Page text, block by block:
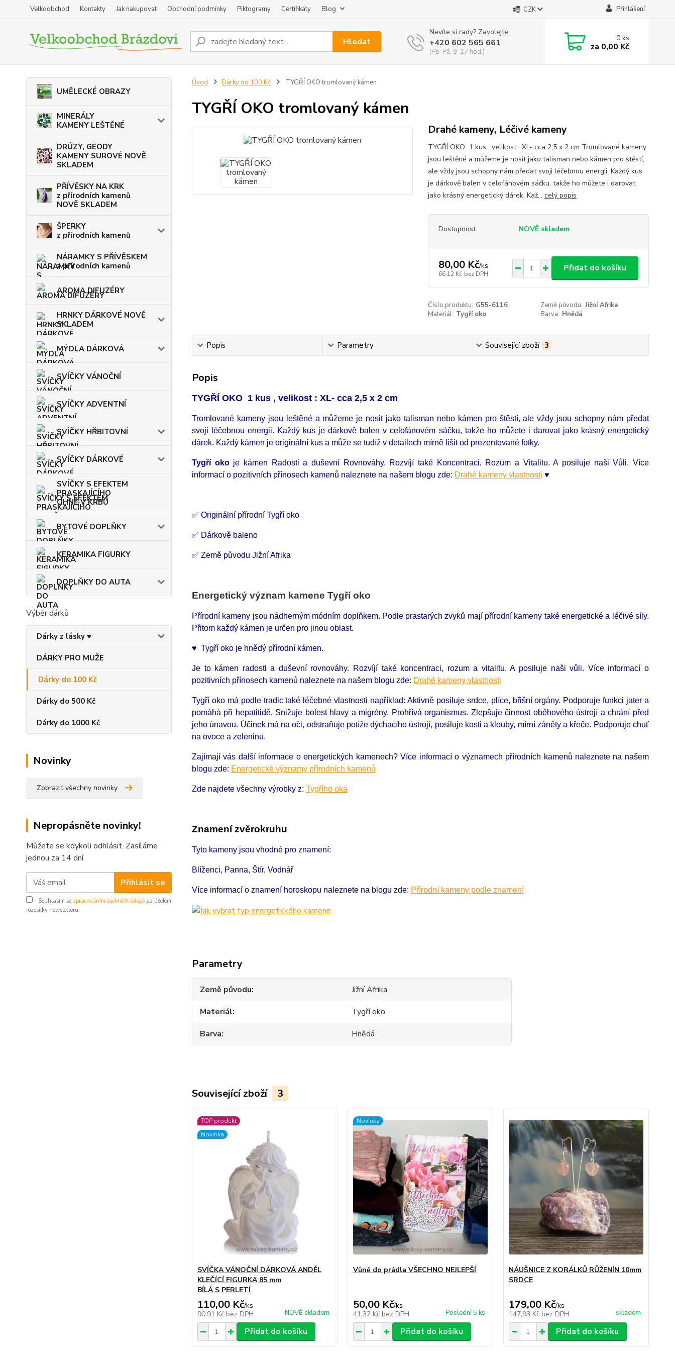
Velkoobchod Kontakty Jak nakupovat Obchodní podmínky Piktogramy Certifikáty Blog CZK Přihlášení
Hledat
Nevíte si rady? Zavolejte.
+420 602 565 661
(Po-Pá, 9-17 hod.)
0ks
za 0,00 Kč
UMĚLECKÉ OBRAZY
MINERÁLY
KAMENY LEŠTĚNÉ
DRÚZY, GEODY
KAMENY SUROVÉ NOVĚ
SKLADEM
PŘÍVĚSKY NA KRK
z přírodních kamenů
NOVĚ SKLADEM
ŠPERKY
z přírodních kamenů
NÁRAMKY S PŘÍVĚSKEM
z přírodních kamenů
AROMA DIFUZÉRY
HRNKY DÁRKOVÉ NOVĚ
SKLADEM
MÝDLA DÁRKOVÁ
SVÍČKY VÁNOČNÍ
SVÍČKY ADVENTNÍ
SVÍČKY HŘBITOVNÍ
SVÍČKY DÁRKOVÉ
SVÍČKY S EFEKTEM
PRASKAJÍCÍHO
OHNĚ V KRBU
BYTOVÉ DOPLŇKY
KERAMIKA FIGURKY
DOPLŇKY DO AUTA
Výběr dárků
Dárky z lásky ♥
DÁRKY PRO MUŽE
Dárky do 100 Kč
Dárky do 500 Kč
Dárky do 1000 Kč
Novinky
Zobrazit všechny novinky
Nepropásněte novinky!
Můžete se kdykoli odhlásit. Zasíláme
jednou za 14 dní.
Přihlásit se
Souhlasím se zpracováním osobních údajů za účelem
rozesílky newsletteru.
Úvod Dárky do 100 Kč TYGŘÍ OKO tromlovaný kámen
TYGŘÍ OKO tromlovaný kámen
Drahé kameny, Léčivé kameny
TYGŘÍ OKO 1 kus , velikost : XL- cca 2,5 x 2 cm Tromlované kameny
jsou leštěné a můžeme je nosit jako talisman nebo kámen pro štěstí,
ale vždy jsou schopny nám předat svoji léčebnou energii. Každý kus
je dárkově balen v celofánovém sáčku, takže ho můžete i darovat
jako krásný energetický dárek. Kaž... celý popis
Dostupnost NOVĚ skladem
80,00 Kč/ks
66,12 Kč bez DPH
Přidat do košíku
Číslo produktu: G55-6116 Země původu: Jižní Afrika
Materiál: Tygří oko Barva: Hnědá
Popis Parametry Související zboží 3
Popis
TYGŘÍ OKO 1 kus , velikost : XL- cca 2,5 x 2 cm
Tromlované kameny jsou leštěné a můžeme je nosit jako talisman nebo kámen pro štěstí, ale vždy jsou schopny nám předat
svoji léčebnou energii. Každý kus je dárkově balen v celofánovém sáčku, takže ho můžete i darovat jako krásný energetický
dárek. Každý kámen je originální kus a může se tudíž v detailech mírně lišit od prezentované fotky.
Tygří okoje kámen Radosti a duševní Rovnováhy. Rozvíjí také Koncentraci, Rozum a Vitalitu. A posiluje naši Vůli. Více
informací o pozitivních přínosech kamenů naleznete na našem blogu zde: Drahé kameny vlastnosti ♥
✅ Originální přírodní Tygří oko
✅ Dárkově baleno
✅ Země původu Jižní Afrika
Energetický význam kamene Tygří oko
Přírodní kameny jsou nádherným módním doplňkem. Podle prastarých zvyků mají přírodní kameny také energetické a léčivé síly.
Přitom každý kámen je určen pro jinou oblast.
♥ Tygří oko je hnědý přírodní kámen.
Je to kámen radosti a duševní rovnováhy. Rozvíjí také koncentraci, rozum a vitalitu. A posiluje naši vůli. Více informací o
pozitivních přínosech kamenů naleznete na našem blogu zde: Drahé kameny vlastnosti
Tygří oko má podle tradic také léčebné vlastnosti například: Aktivně posiluje srdce, plíce, břišní orgány. Podporuje funkci jater a
pomáhá při hepatitidě. Snižuje bolest hlavy a migrény. Prohřívá organismus. Zlepšuje činnost oběhového ústrojí a chrání před
jeho únavou. Účinek má na oči, odstraňuje potíže dýchacího ústrojí, posiluje kosti a klouby, mírní záněty a křeče. Podporuje chuť
na ovoce a zeleninu.
Zajímají vás další informace o energetických kamenech?Více informací o významech přírodních kamenů naleznete na našem
blogu zde: Energetické významy přírodních kamenů
Zde najdete všechny výrobky z: Tygřího oka
Znamení zvěrokruhu
Tyto kameny jsou vhodné pro znamení:
Blíženci, Panna, Štír, Vodnář
Více informací o znamení horoskopu naleznete na blogu zde: Přírodní kameny podle znamení
Parametry
Země původu
Jižní Afrika
Materiál
Tygří oko
Barva
Hnědá
Související zboží 3
TOP produkt
Novinka
SVÍČKA VÁNOČNÍ DÁRKOVÁ ANDĚL
KLEČÍCÍ FIGURKA 85 mm
BÍLÁ S PERLETÍ
110,00 Kč/ks
90,91 Kč bez DPH NOVĚ skladem
Přidat do košíku
Novinka
Vůně do prádla VŠECHNO NEJLEPŠÍ
50,00 Kč/ks
41,32 Kč bez DPH Poslední 5 ks
Přidat do košíku
NÁUŠNICE Z KORÁLKŮ RŮŽENÍN 10mm
SRDCE
179,00 Kč/ks
147,93 Kč bez DPH skladem
Přidat do košíku